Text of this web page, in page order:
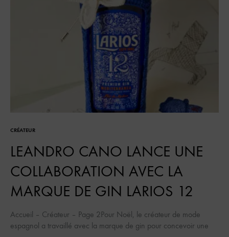
CRÉATEUR
LEANDRO CANO LANCE UNE
COLLABORATION AVEC LA
MARQUE DE GIN LARIOS 12
Accueil – Créateur – Page 2Pour Noël, le créateur de mode
espagnol a travaillé avec la marque de gin pour concevoir une